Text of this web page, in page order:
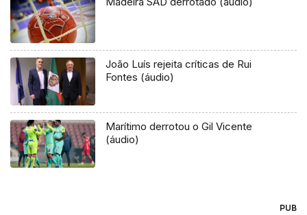
João Luís rejeita críticas de Rui
Fontes (áudio)
Marítimo derrotou o Gil Vicente
(áudio)
PUB